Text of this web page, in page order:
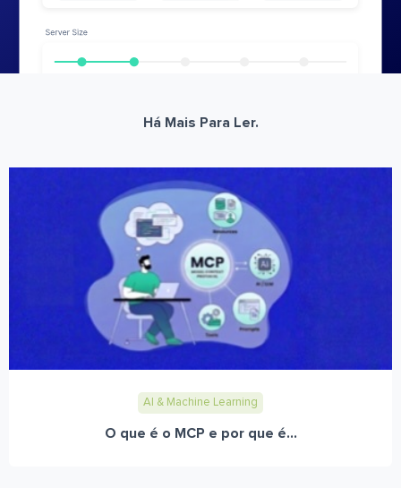
Há Mais Para Ler.
AI & Machine Learning
O que é o MCP e por que é...